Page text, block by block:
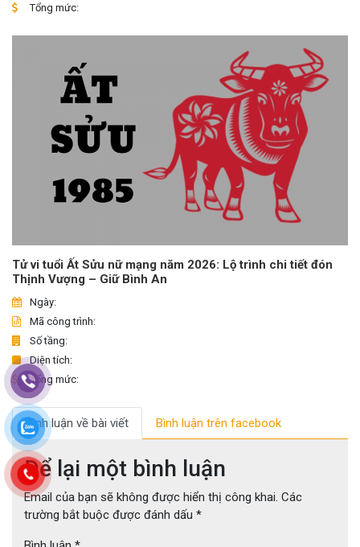
Tổng mức:
Tử vi tuổi Ất Sửu nữ mạng năm 2026: Lộ trình chi tiết đón
Thịnh Vượng – Giữ Bình An
Ngày:
Mã công trình:
Số tầng:
Diện tích:
Tổng mức:
Bình luận về bài viết Bình luận trên facebook
Để lại một bình luận
Email của bạn sẽ không được hiển thị công khai. Các
trường bắt buộc được đánh dấu *